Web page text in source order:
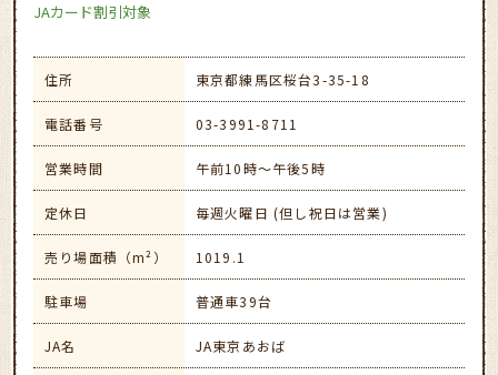
JAカード割引対象
住所 東京都練馬区桜台3-35-18
電話番号 03-3991-8711
営業時間 午前10時～午後5時
定休日 毎週火曜日 (但し祝日は営業)
売り場面積（m²） 1019.1
駐車場 普通車39台
JA名 JA東京あおば